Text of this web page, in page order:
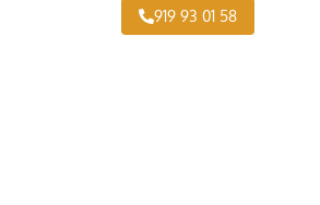
919 93 01 58